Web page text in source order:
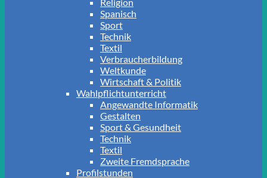
Spanisch
Sport
Technik
Textil
Verbraucherbildung
Weltkunde
Wirtschaft & Politik
Wahlpflichtunterricht
Angewandte Informatik
Gestalten
Sport & Gesundheit
Technik
Textil
Zweite Fremdsprache
Profilstunden